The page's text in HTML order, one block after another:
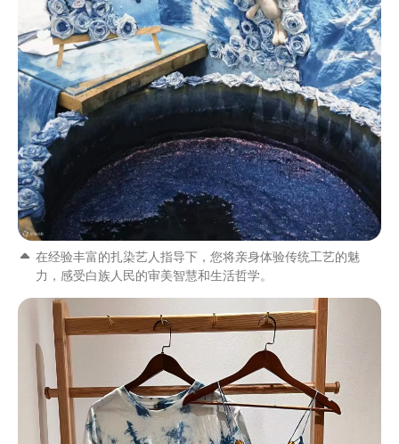
在经验丰富的扎染艺人指导下，您将亲身体验传统工艺的魅
力，感受白族人民的审美智慧和生活哲学。